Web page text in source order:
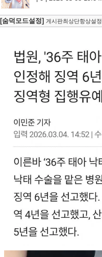
[숨덕모드설정] 게시판최상단항상설